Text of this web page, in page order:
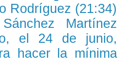
Rodríguez (21:34)
Martínez
el 24 de junio,
hacer la mínima